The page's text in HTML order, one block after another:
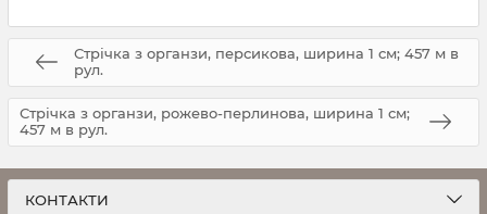
Стрічка з органзи, персикова, ширина 1 см; 457 м в
рул.
Стрічка з органзи, рожево-перлинова, ширина 1 см;
457 м в рул.
КОНТАКТИ